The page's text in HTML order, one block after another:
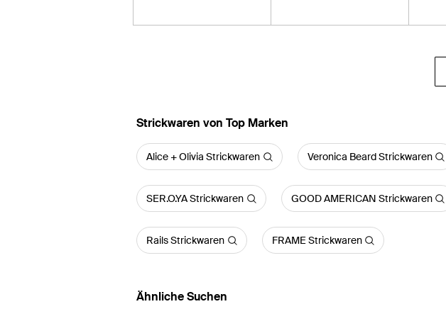
Strickwaren von Top Marken
Alice + Olivia Strickwaren Veronica Beard Strickwaren
SER.O.YA Strickwaren GOOD AMERICAN Strickwaren
Rails Strickwaren FRAME Strickwaren
Ähnliche Suchen